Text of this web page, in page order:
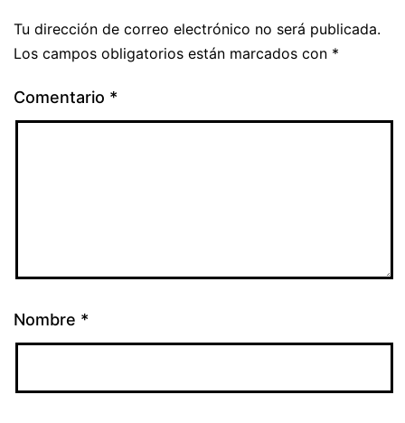
Tu dirección de correo electrónico no será publicada.
Los campos obligatorios están marcados con *
Comentario *
Nombre *